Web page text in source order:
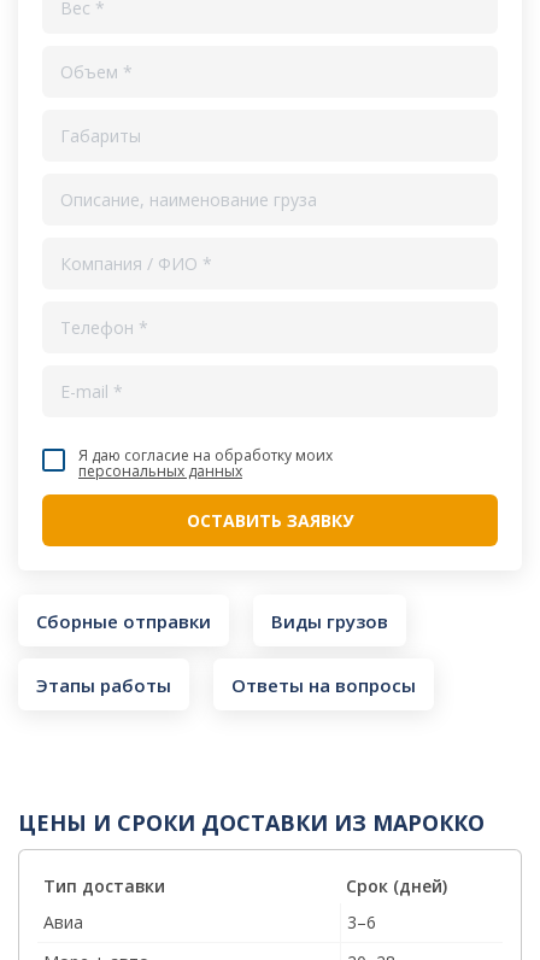
Я даю согласие на обработку моих
персональных данных
Сборные отправки Виды грузов
Этапы работы Ответы на вопросы
ЦЕНЫ И СРОКИ ДОСТАВКИ ИЗ МАРОККО
Тип доставки
Срок (дней)
Авиа
3–6